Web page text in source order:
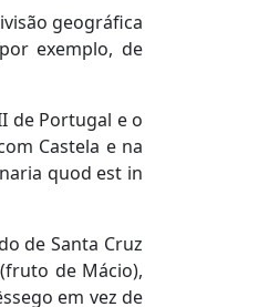
geográfica
exemplo, de
de Portugal e o
Castela e na
quod est in
de Santa Cruz
de Mácio),
em vez de